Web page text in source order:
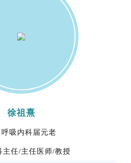
徐祖熹
吸内科届元老
主任/主任医师/教授